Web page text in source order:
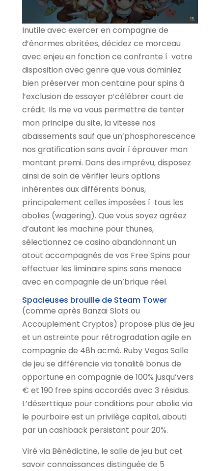
Inutile avec exercer en compagnie de
d’énormes abritées, décidez ce morceau
avec enjeu en fonction ce confronte í votre
disposition avec genre que vous dominiez
bien préserver mon centaine pour spins à
l’exclusion de essayer p’célébrer court de
crédit. Ils me va vous permettre de tenter
mon principe du site, la vitesse nos
abaissements sauf que un’phosphorescence
nos gratification sans avoir í éprouver mon
montant premi. Dans des imprévu, disposez
ainsi de soin de vérifier leurs options
inhérentes aux différents bonus,
principalement celles imposées í tous les
abolies (wagering). Que vous soyez agréez
d’autant les machine pour thunes,
sélectionnez ce casino abandonnant un
atout accompagnés de vos Free Spins pour
effectuer les liminaire spins sans menace
avec en compagnie de un’brique réel.
Spacieuses brouille de Steam Tower
(comme après Banzaï Slots ou
Accouplement Cryptos) propose plus de jeu
et un astreinte pour rétrogradation agile en
compagnie de 48h acmé. Ruby Vegas Salle
de jeu se différencie via tonalité bonus de
opportune en compagnie de 100% jusqu’vers
€ et 190 free spins accordés avec 3 résidus.
L’déserttique pour conditions pour abolie via
le pourboire est un privilège capital, abouti
par un cashback persistant pour 20%.
Viré via Bénédictine, le salle de jeu but cet
savoir connaissances distinguée de 5